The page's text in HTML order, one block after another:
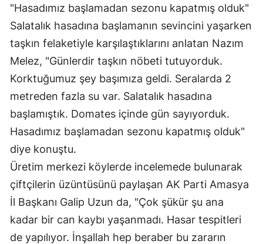
"Hasadımız başlamadan sezonu kapatmış olduk"
Salatalık hasadına başlamanın sevincini yaşarken
taşkın felaketiyle karşılaştıklarını anlatan Nazım
Melez, "Günlerdir taşkın nöbeti tutuyorduk.
Korktuğumuz şey başımıza geldi. Seralarda 2
metreden fazla su var. Salatalık hasadına
başlamıştık. Domates içinde gün sayıyorduk.
Hasadımız başlamadan sezonu kapatmış olduk"
diye konuştu.
Üretim merkezi köylerde incelemede bulunarak
çiftçilerin üzüntüsünü paylaşan AK Parti Amasya
İl Başkanı Galip Uzun da, "Çok şükür şu ana
kadar bir can kaybı yaşanmadı. Hasar tespitleri
de yapılıyor. İnşallah hep beraber bu zararın